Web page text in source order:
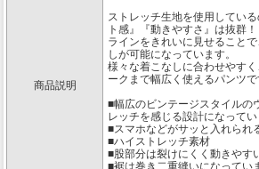
商品説明
ストレッチ生地を使用してい
ト感』『動きやすさ』は抜群！
ラインをきれいに見せること
しが可能になっています。
様々な着こなしに合わせやす
ークまで幅広く使えるパンツで
■幅広のビンテージスタイルの
レッチを感じる設計になってい
■スマホなどがサッと入れられ
■ハイストレッチ素材
■股部分は裂けにくく動きやす